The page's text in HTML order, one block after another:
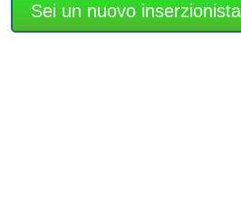
Sei un nuovo